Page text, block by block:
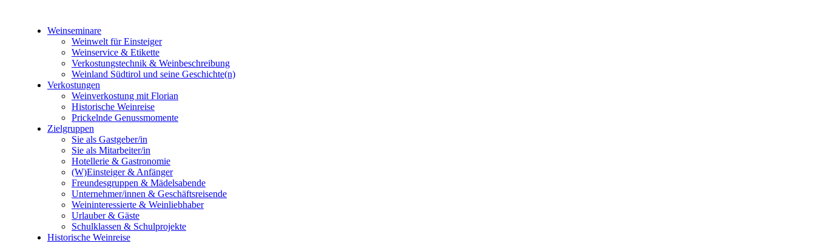
Weinseminare
Weinwelt für Einsteiger
Weinservice & Etikette
Verkostungstechnik & Weinbeschreibung
Weinland Südtirol und seine Geschichte(n)
Verkostungen
Weinverkostung mit Florian
Historische Weinreise
Prickelnde Genussmomente
Zielgruppen
Sie als Gastgeber/in
Sie als Mitarbeiter/in
Hotellerie & Gastronomie
(W)Einsteiger & Anfänger
Freundesgruppen & Mädelsabende
Unternehmer/innen & Geschäftsreisende
Weininteressierte & Weinliebhaber
Urlauber & Gäste
Schulklassen & Schulprojekte
Historische Weinreise